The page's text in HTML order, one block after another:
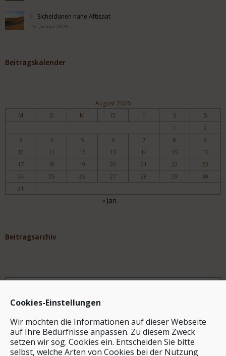
Cookies-Einstellungen
Wir möchten die Informationen auf dieser Webseite
auf Ihre Bedürfnisse anpassen. Zu diesem Zweck
setzen wir sog. Cookies ein. Entscheiden Sie bitte
selbst, welche Arten von Cookies bei der Nutzung
Sicheldünen nahe Aftisaat
15. Januar 2026
Beitragskalender
August 2026
M D M D F S S
1
2
3
4 5 6 7 8
9
10
11 12 13 14 15
16
17
18 19 20 21 22
23
24
25 26 27 28 29
30
31
« Jan.
Beitragsarchiv
Archiv